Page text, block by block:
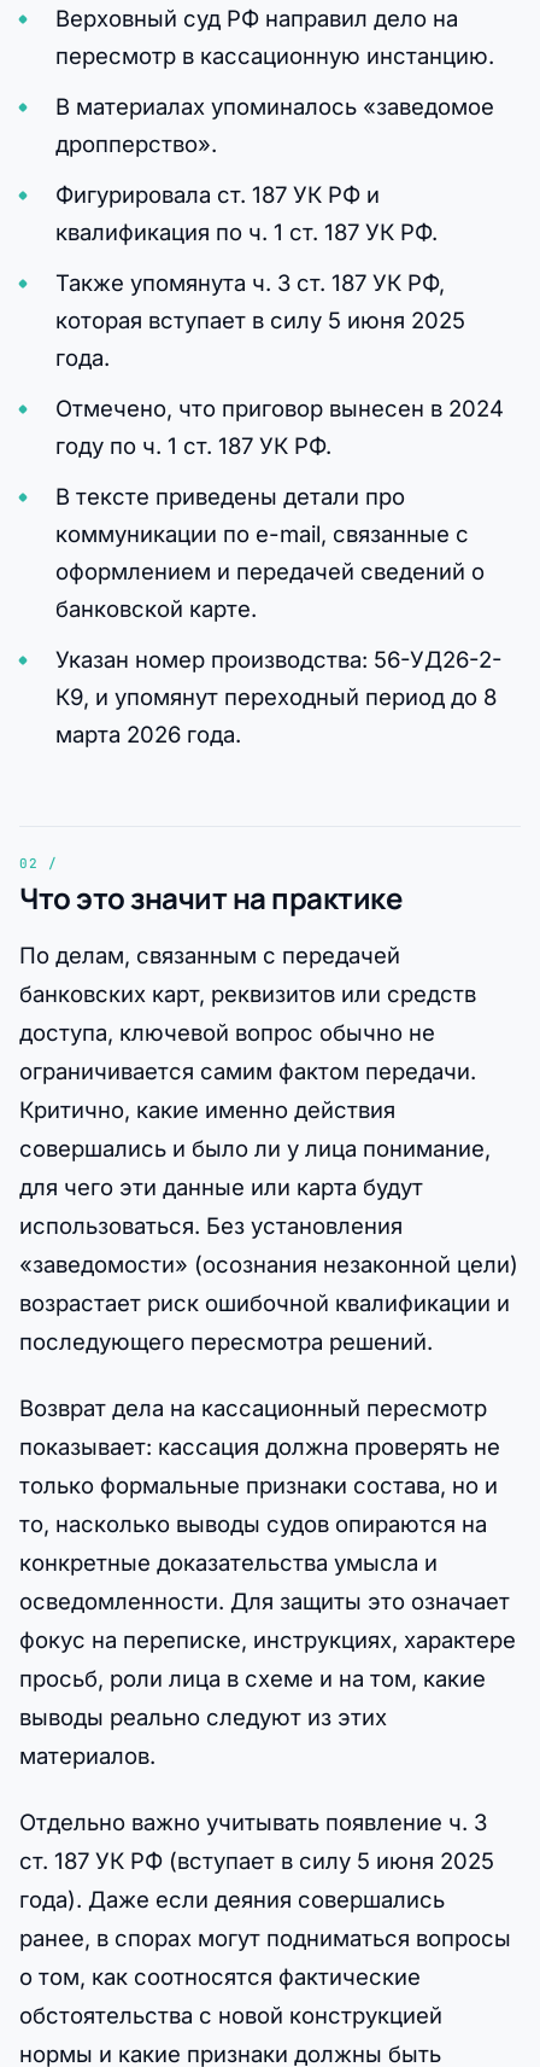
Верховный суд РФ направил дело на
пересмотр в кассационную инстанцию.
В материалах упоминалось «заведомое
дропперство».
Фигурировала ст. 187 УК РФ и
квалификация по ч. 1 ст. 187 УК РФ.
Также упомянута ч. 3 ст. 187 УК РФ,
которая вступает в силу 5 июня 2025
года.
Отмечено, что приговор вынесен в 2024
году по ч. 1 ст. 187 УК РФ.
В тексте приведены детали про
коммуникации по e-mail, связанные с
оформлением и передачей сведений о
банковской карте.
Указан номер производства: 56-УД26-2-
К9, и упомянут переходный период до 8
марта 2026 года.
Что это значит на практике
По делам, связанным с передачей
банковских карт, реквизитов или средств
доступа, ключевой вопрос обычно не
ограничивается самим фактом передачи.
Критично, какие именно действия
совершались и было ли у лица понимание,
для чего эти данные или карта будут
использоваться. Без установления
«заведомости» (осознания незаконной цели)
возрастает риск ошибочной квалификации и
последующего пересмотра решений.
Возврат дела на кассационный пересмотр
показывает: кассация должна проверять не
только формальные признаки состава, но и
то, насколько выводы судов опираются на
конкретные доказательства умысла и
осведомленности. Для защиты это означает
фокус на переписке, инструкциях, характере
просьб, роли лица в схеме и на том, какие
выводы реально следуют из этих
материалов.
Отдельно важно учитывать появление ч. 3
ст. 187 УК РФ (вступает в силу 5 июня 2025
года). Даже если деяния совершались
ранее, в спорах могут подниматься вопросы
о том, как соотносятся фактические
обстоятельства с новой конструкцией
нормы и какие признаки должны быть